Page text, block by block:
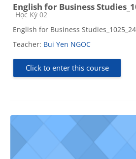
English for Business
Course category
Học Kỳ 02
English for Business
Teacher: Bui Yen NGOC
Click to enter this course